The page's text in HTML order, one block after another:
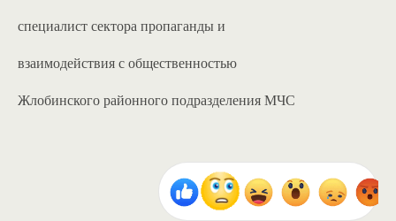
специалист сектора пропаганды и
взаимодействия с общественностью
Жлобинского районного подразделения МЧС